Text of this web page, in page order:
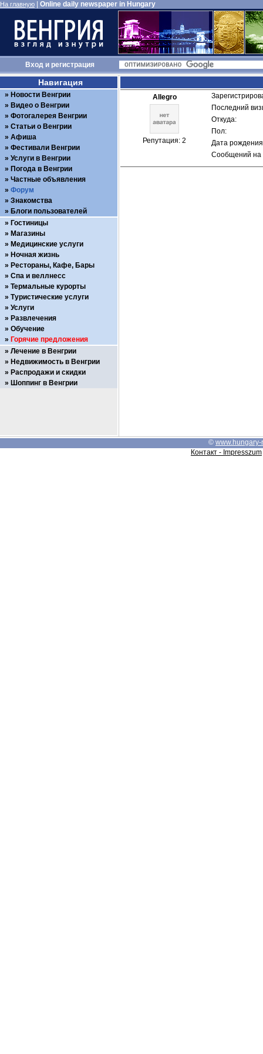
На главную Online daily newspaper in Hungary
Входи регистрация
Allegro
Репутация: 2
Последний
Откуда:
Пол:
Дата
Сообщений на
Навигация
Новости Венгрии
Видео о Венгрии
Фотогалерея Венгрии
Статьи о Венгрии
Афиша
Фестивали Венгрии
Услуги в Венгрии
Погода в Венгрии
Частные объявления
Форум
Знакомства
Блоги пользователей
Гостиницы
Магазины
Медицинские услуги
Ночная жизнь
Рестораны, Кафе, Бары
Спа и веллнесс
Термальные курорты
Туристические услуги
Услуги
Развлечения
Обучение
Горячие предложения
Лечение в Венгрии
Недвижимость в Венгрии
Распродажи и скидки
Шоппинг в Венгрии
© www.hungary-
Контакт - Impresszum